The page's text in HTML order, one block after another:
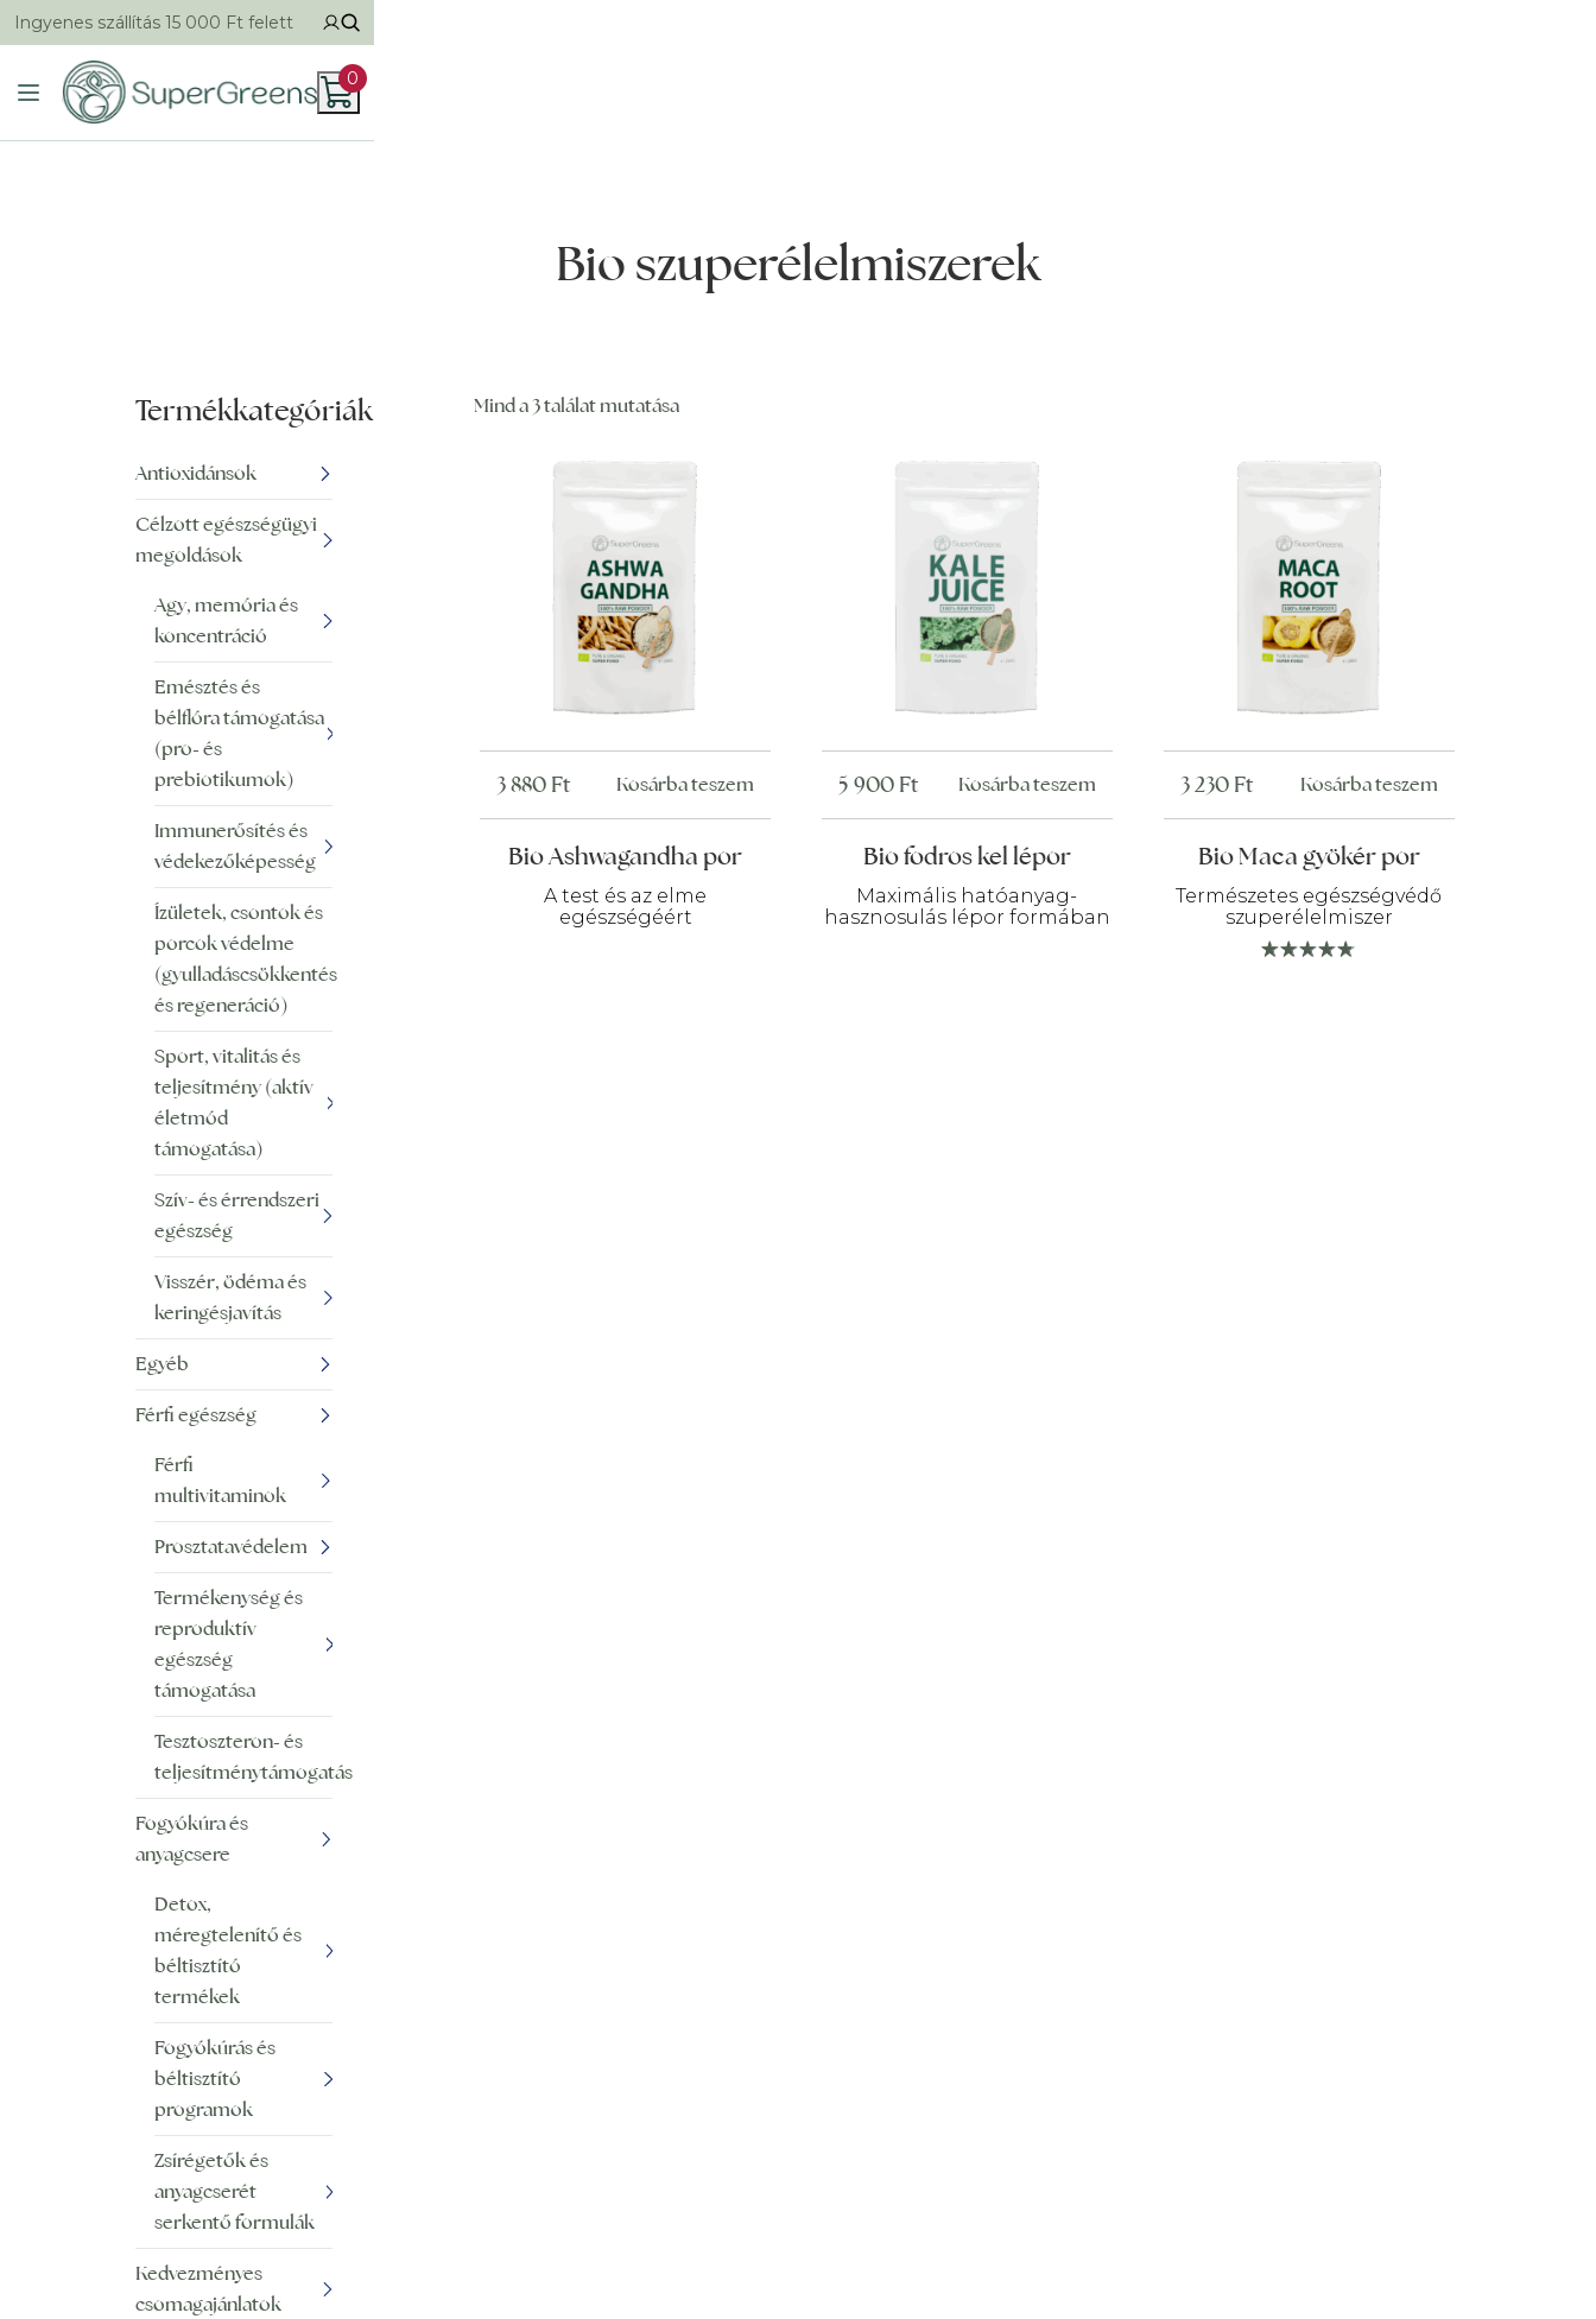
Ingyenes szállítás 15 000 Ft felett
0
Bio szuperélelmiszerek
Mind a 3 találat mutatása
Bio Ashwagandha por
A test és az elme
egészségéért
3 880 Ft Kosárba teszem
Bio fodros kel lépor
Maximális hatóanyag-
hasznosulás lépor formában
5 900 Ft Kosárba teszem
Bio Maca gyökér por
Természetes egészségvédő
szuperélelmiszer
3 230 Ft Kosárba teszem
Termékkategóriák
Antioxidánsok
Célzott egészségügyi
megoldások
Agy, memória és
koncentráció
Emésztés és
bélflóra támogatása
(pro- és
prebiotikumok)
Immunerősítés és
védekezőképesség
Ízületek, csontok és
porcok védelme
(gyulladáscsökkentés
és regeneráció)
Sport, vitalitás és
teljesítmény (aktív
életmód
támogatása)
Szív- és érrendszeri
egészség
Visszér, ödéma és
keringésjavítás
Egyéb
Férfi egészség
Férfi
multivitaminok
Prosztatavédelem
Termékenység és
reproduktív
egészség
támogatása
Tesztoszteron- és
teljesítménytámogatás
Fogyókúra és
anyagcsere
Detox,
méregtelenítő és
béltisztító
termékek
Fogyókúrás és
béltisztító
programok
Zsírégetők és
anyagcserét
serkentő formulák
Kedvezményes
csomagajánlatok